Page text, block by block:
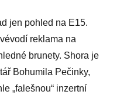
jen pohled na E15.
reklama na
brunety. Shora je
Bohumila Pečinky,
„falešnou“ inzertní